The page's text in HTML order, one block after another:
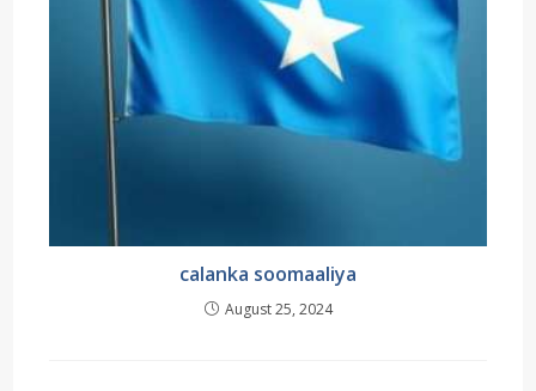
calanka soomaaliya
August 25, 2024